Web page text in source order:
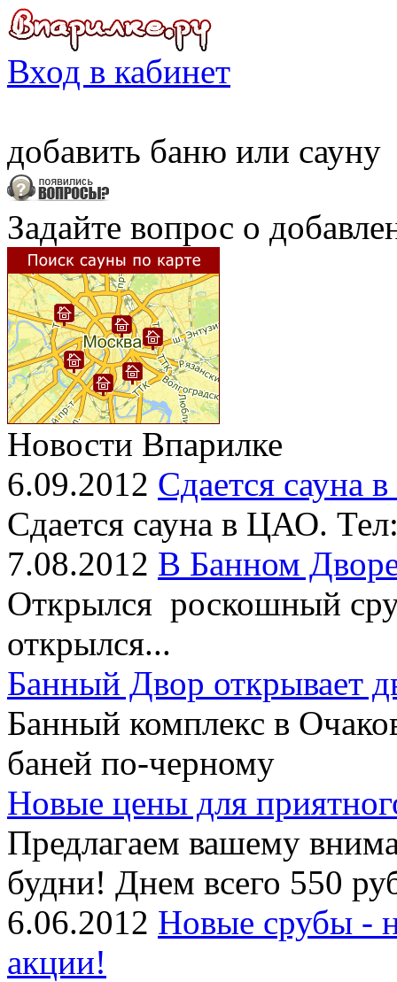
Вход в кабинет
добавить баню или сауну
Задайте вопрос о
Новости Впарилке
6.09.2012 Сдается сауна
Сдается сауна в ЦАО.
7.08.2012 В Банном
Открылся роскошный
открылся...
Банный Двор открывает
Банный комплекс в
баней по-черному
Новые цены для
Предлагаем вашему
будни! Днем всего 550
6.06.2012 Новые срубы -
акции!